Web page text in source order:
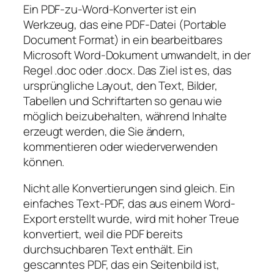
Ein PDF-zu-Word-Konverter ist ein
Werkzeug, das eine PDF-Datei (Portable
Document Format) in ein bearbeitbares
Microsoft Word-Dokument umwandelt, in der
Regel .doc oder .docx. Das Ziel ist es, das
ursprüngliche Layout, den Text, Bilder,
Tabellen und Schriftarten so genau wie
möglich beizubehalten, während Inhalte
erzeugt werden, die Sie ändern,
kommentieren oder wiederverwenden
können.
Nicht alle Konvertierungen sind gleich. Ein
einfaches Text-PDF, das aus einem Word-
Export erstellt wurde, wird mit hoher Treue
konvertiert, weil die PDF bereits
durchsuchbaren Text enthält. Ein
gescanntes PDF, das ein Seitenbild ist,